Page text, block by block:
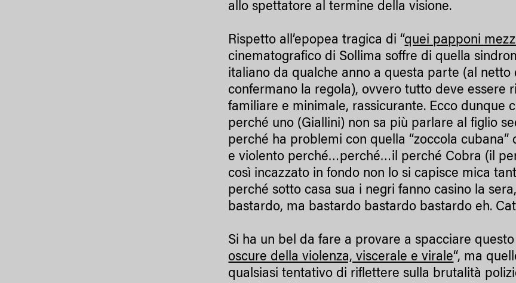
allo spettatore al termine della visione.
Rispetto all’epopea tragica di “quei papponi
cinematografico di Sollima soffre di quella
italiano da qualche anno a questa parte (al
confermano la regola), ovvero tutto deve essere
familiare e minimale, rassicurante. Ecco dunque
perché uno (Giallini) non sa più parlare al figlio
perché ha problemi con quella “zoccola
e violento perché…perché…il perché Cobra (il
così incazzato in fondo non lo si capisce mica
perché sotto casa sua i negri fanno casino la
bastardo, ma bastardo bastardo bastardo eh.
Si ha un bel da fare a provare a spacciare
oscure della violenza, viscerale e virale“, ma
qualsiasi tentativo di riflettere sulla brutalità